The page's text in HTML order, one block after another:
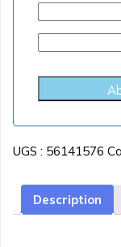
UGS : 56141576
Description